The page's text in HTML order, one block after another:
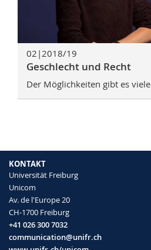
02|2018/19
Geschlecht und Recht
Der Möglichkeiten gibt es viele
KONTAKT
Universität Freiburg
Unicom
Av. de l'Europe 20
CH-1700 Freiburg
+41 026 300 7032
communication@unifr.ch